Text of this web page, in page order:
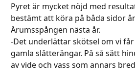
Pyret är mycket nöjd med
bestämt att köra på båda sidor
Årumsspången nästa år.
-Det underlättar skötsel om vi
gamla slåtterängar. På så sätt
av vide och vass som annars